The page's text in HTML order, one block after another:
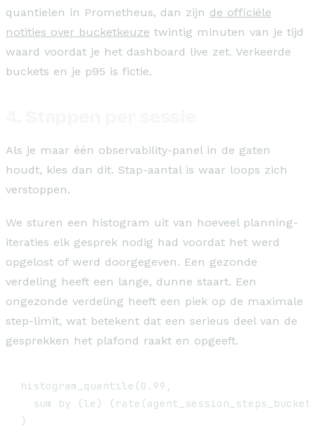
quantielen in Prometheus, dan zijn de officiële
notities over bucketkeuze twintig minuten van je tijd
waard voordat je het dashboard live zet. Verkeerde
buckets en je p95 is fictie.
Als je maar één observability-panel in de gaten
houdt, kies dan dit. Stap-aantal is waar loops zich
verstoppen.
We sturen een histogram uit van hoeveel planning-
iteraties elk gesprek nodig had voordat het werd
opgelost of werd doorgegeven. Een gezonde
verdeling heeft een lange, dunne staart. Een
ongezonde verdeling heeft een piek op de maximale
step-limit, wat betekent dat een serieus deel van de
gesprekken het plafond raakt en opgeeft.
histogram_quantile(0.99,
sum by (le)
)